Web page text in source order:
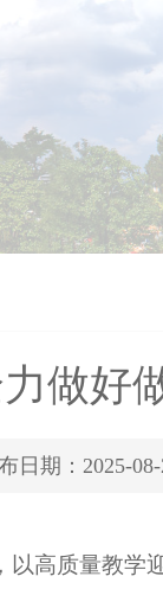
做好
日期：2025-08-
高质量教学